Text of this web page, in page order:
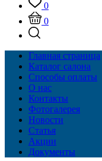
0
0
Главная страница
Каталог салона
Способы оплаты
О нас
Контакты
Фотогалерея
Новости
Статья
Акции
Документы